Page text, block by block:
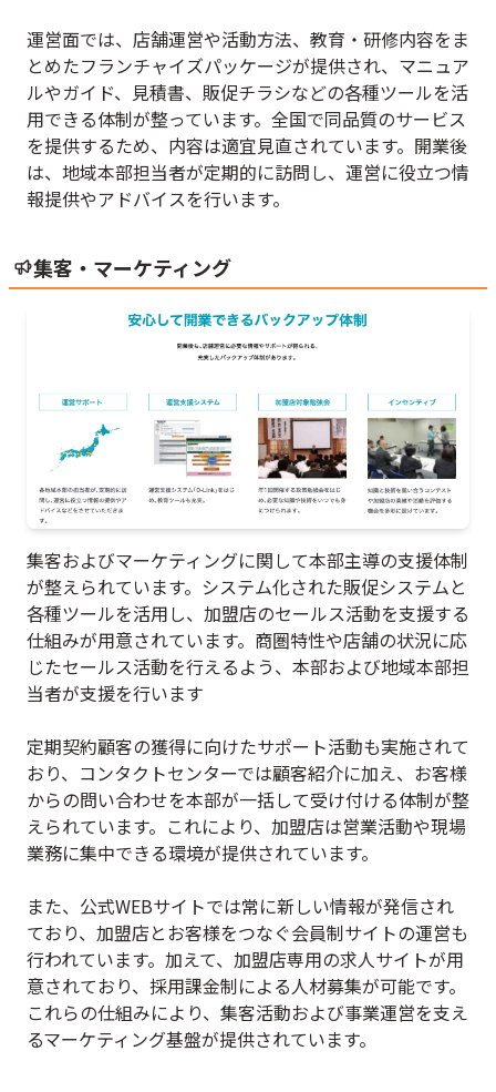
運営面では、店舗運営や活動方法、教育・研修内容をま
とめたフランチャイズパッケージが提供され、マニュア
ルやガイド、見積書、販促チラシなどの各種ツールを活
用できる体制が整っています。全国で同品質のサービス
を提供するため、内容は適宜見直されています。開業後
は、地域本部担当者が定期的に訪問し、運営に役立つ情
報提供やアドバイスを行います。
集客・マーケティング
集客およびマーケティングに関して本部主導の支援体制
が整えられています。システム化された販促システムと
各種ツールを活用し、加盟店のセールス活動を支援する
仕組みが用意されています。商圏特性や店舗の状況に応
じたセールス活動を行えるよう、本部および地域本部担
当者が支援を行います
定期契約顧客の獲得に向けたサポート活動も実施されて
おり、コンタクトセンターでは顧客紹介に加え、お客様
からの問い合わせを本部が一括して受け付ける体制が整
えられています。これにより、加盟店は営業活動や現場
業務に集中できる環境が提供されています。
また、公式WEBサイトでは常に新しい情報が発信され
ており、加盟店とお客様をつなぐ会員制サイトの運営も
行われています。加えて、加盟店専用の求人サイトが用
意されており、採用課金制による人材募集が可能です。
これらの仕組みにより、集客活動および事業運営を支え
るマーケティング基盤が提供されています。